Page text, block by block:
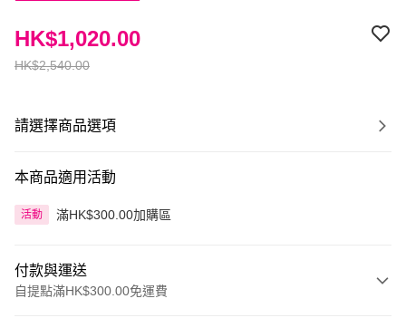
HK$2,540.00
HK$1,020.00
請選擇商品選項
本商品適用活動
活動 滿HK$300.00加購區
付款與運送
自提點滿HK$300.00免運費